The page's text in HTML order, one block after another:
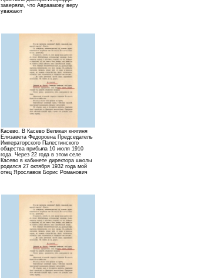
заверяли, что Авраамову веру
уважают
Касево. В Касево Великая княгиня
Елизавета Федоровна Председатель
Императорского Палестинского
общества прибыла 10 июля 1910
года. Через 22 года в этом селе
Касево в кабинете директора школы
родился 27 октября 1932 года мой
отец Ярославов Борис Романович